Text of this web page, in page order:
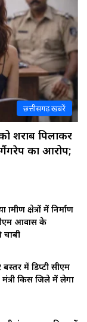
छत्तीसगढ़ खबरें
शराब पिलाकर
का आरोप;
क्षेत्रों में निर्माण
आवास के
चाबी
में डिप्टी सीएम
किस जिले में लेगा